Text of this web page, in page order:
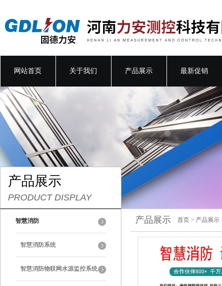
网站首页 关于我们 产品展示 最新促销
产品展示
PRODUCT DISPLAY
智慧消防
智慧消防系统
智慧消防物联网水源监控系统
产品展示 首页 > 产品展示